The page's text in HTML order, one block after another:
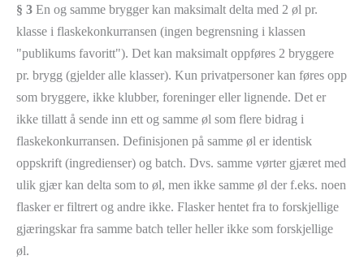
§ 3 En og samme brygger kan maksimalt delta med 2 øl pr.
klasse i flaskekonkurransen (ingen begrensning i klassen
"publikums favoritt"). Det kan maksimalt oppføres 2 bryggere
pr. brygg (gjelder alle klasser). Kun privatpersoner kan føres opp
som bryggere, ikke klubber, foreninger eller lignende. Det er
ikke tillatt å sende inn ett og samme øl som flere bidrag i
flaskekonkurransen. Definisjonen på samme øl er identisk
oppskrift (ingredienser) og batch. Dvs. samme vørter gjæret med
ulik gjær kan delta som to øl, men ikke samme øl der f.eks. noen
flasker er filtrert og andre ikke. Flasker hentet fra to forskjellige
gjæringskar fra samme batch teller heller ikke som forskjellige
øl.